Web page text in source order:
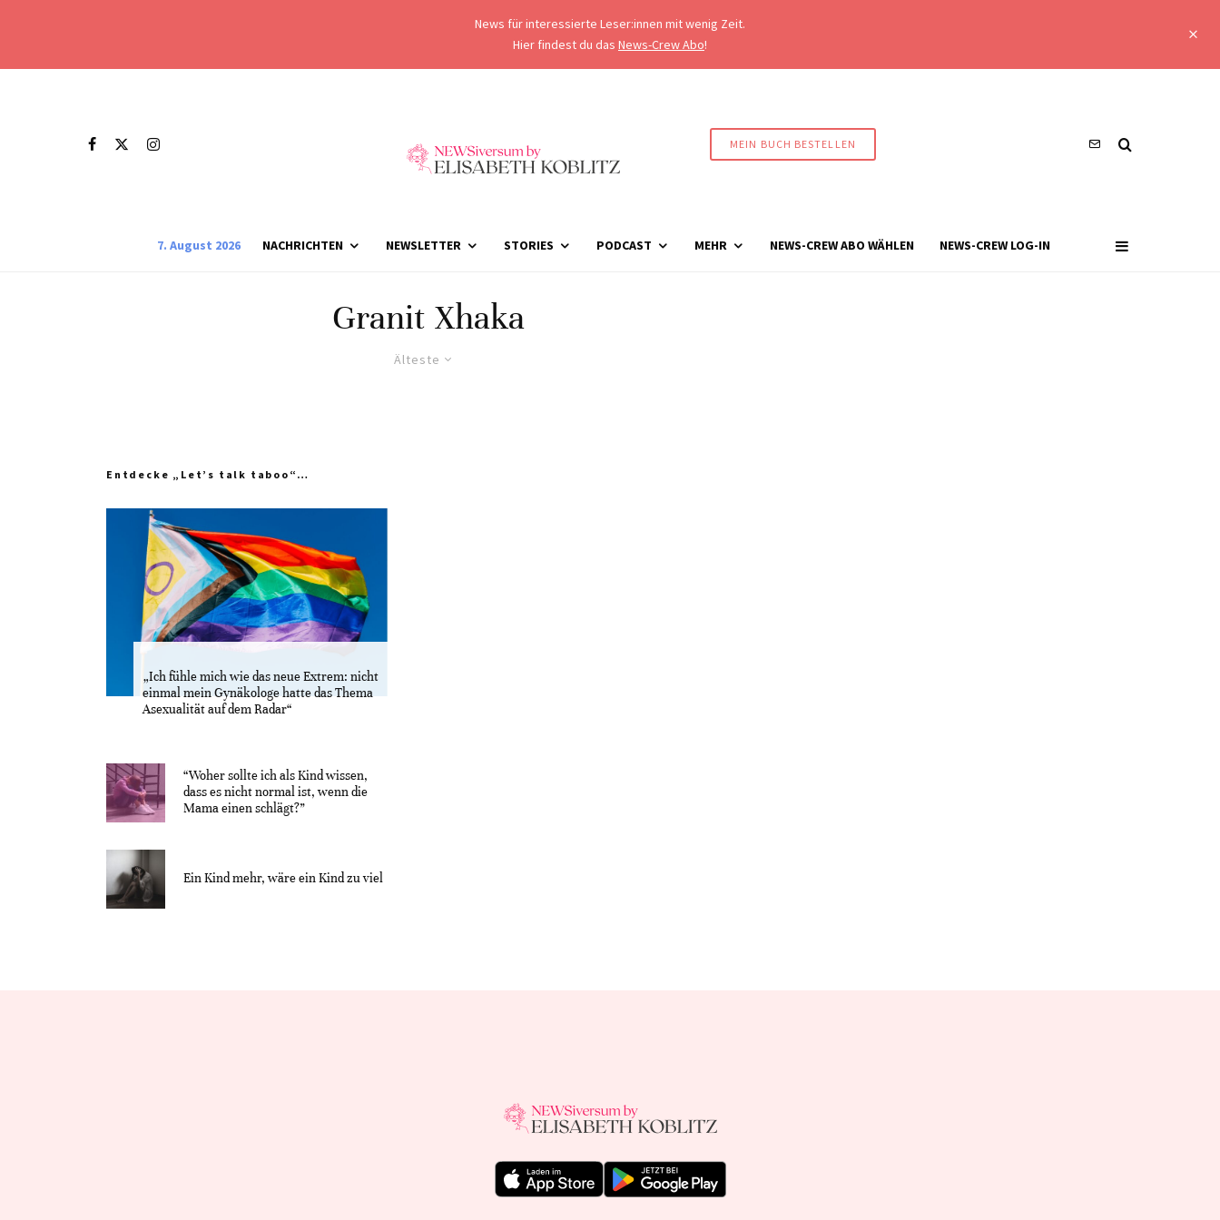
News für interessierte Leser:innen mit wenig Zeit.
Hier findest du das News-Crew Abo!
MEIN BUCH BESTELLEN
7. August 2026 NACHRICHTEN NEWSLETTER STORIES PODCAST MEHR NEWS-CREW ABO WÄHLEN NEWS-CREW LOG-IN
Granit Xhaka
Älteste
Entdecke „Let’s talk taboo“…
„Ich fühle mich wie das neue Extrem: nicht
einmal mein Gynäkologe hatte das Thema
Asexualität auf dem Radar“
“Woher sollte ich als Kind wissen,
dass es nicht normal ist, wenn die
Mama einen schlägt?”
Ein Kind mehr, wäre ein Kind zu viel